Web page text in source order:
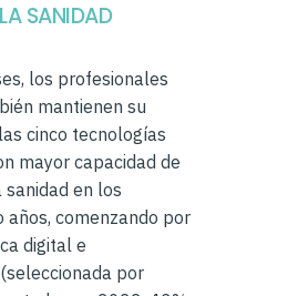
SANIDAD
los profesionales
mantienen su
cinco tecnologías
mayor capacidad de
en los
años, comenzando por
digital e
por